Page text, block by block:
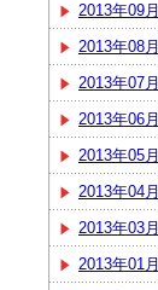
2013年09月
2013年08月
2013年07月
2013年06月
2013年05月
2013年04月
2013年03月
2013年01月